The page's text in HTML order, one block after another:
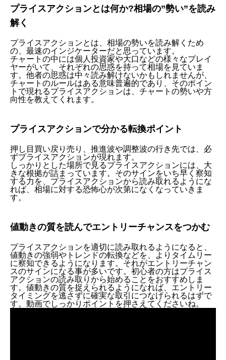
プライスアクションとは何か?相場の”勢い”を読み
解く
プライスアクションとは、相場の勢いを読み解くため
の、最速のインジケーターだと思っています。
チャートの中には個人投資家や大口などの様々なプレイ
ヤーがいて、それぞれの思惑を持って相場を見ていま
す。他者の思惑は中々読み解けないかもしれませんが、
チャートのルールはある意味普遍的であり、そのポイン
トで現れるプライスアクションは、チャートの勢いや方
向性を教えてくれます。
プライスアクションで分かる転換ポイント
押し目買い戻り売り、推進波や調整波の行き先では、必
ずプライスアクションが現れます。
しっかりとした場所で見るプライスアクションには、大
きな根拠が詰まっています。そのサインをいち早く察知
する力を、プライスアクションから読み取れるようにな
れば、相場に対する恐怖心が次第になくなっていきま
す。
値動きの質を読んでエントリーチャンスをつかむ
プライスアクションを適切に読み取れるようになると、
値動きの強弱やトレンドの転換などを、よりタイムリー
に察知できるようになります。それがエントリーチャン
スのサインになる事が多いです。初心者の方はプライス
アクションの読み取りから始めることをおすすめしま
す。値動きの質を捉えられるようになれば、エントリー
タイミングを逃さずに確実な取引につなげられるはずで
す。動画でしっかりポイントを押さえてくださいね。